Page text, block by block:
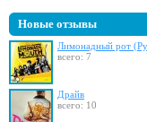
Новые отзывы
Лимонадный рот
всего: 7
Драйв
всего: 10